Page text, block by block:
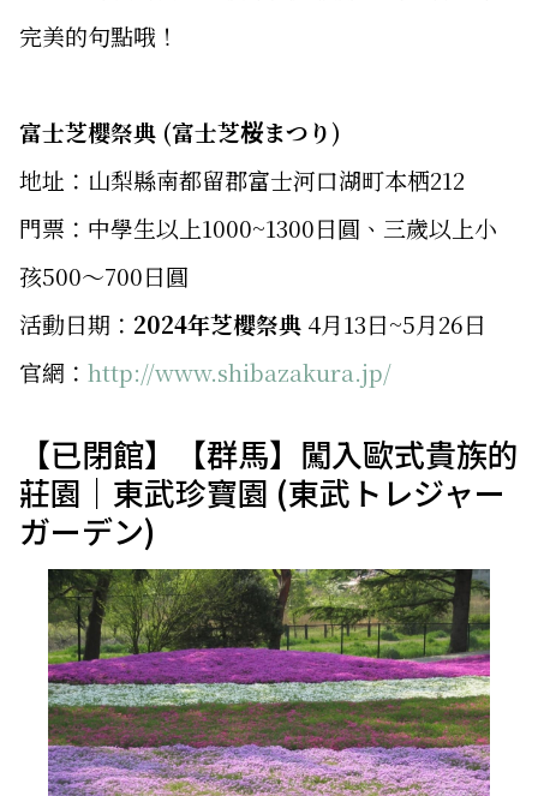
完美的句點哦！
富士芝櫻祭典 (富士芝桜まつり)
地址：山梨縣南都留郡富士河口湖町本栖212
門票：中學生以上1000~1300日圓、三歲以上小
孩500～700日圓
活動日期： 2024年芝櫻祭典 4月13日~5月26日
官網： http://www.shibazakura.jp/
【已閉館】【群馬】闖入歐式貴族的
莊園｜東武珍寶園 (東武トレジャー
ガーデン)